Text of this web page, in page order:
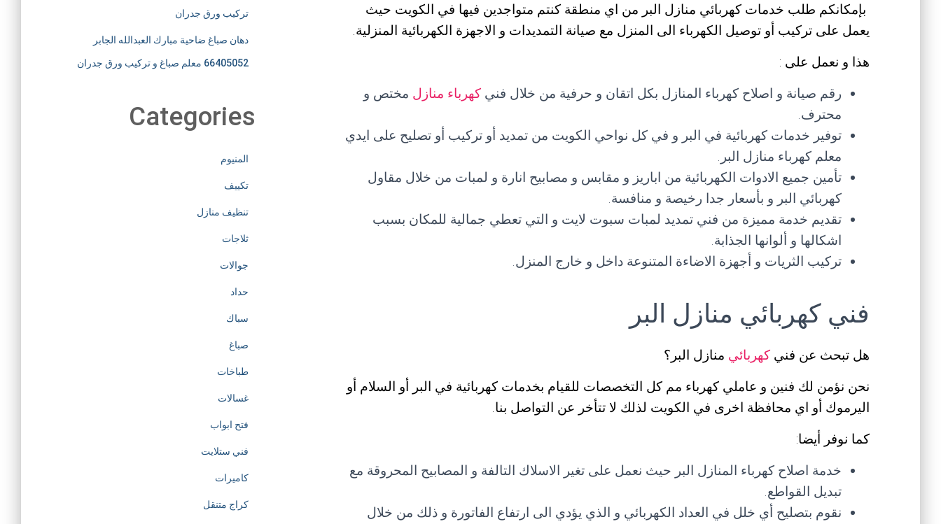
بإمكانكم طلب خدمات كهربائي منازل البر من اي منطقة كنتم متواجدين فيها في الكويت حيث
يعمل على تركيب أو توصيل الكهرباء الى المنزل مع صيانة التمديدات و الاجهزة الكهربائية المنزلية.
هذا و نعمل على :
رقم صيانة و اصلاح كهرباء المنازل بكل اتقان و حرفية من خلال فني كهرباء منازل مختص و
محترف.
توفير خدمات كهربائية في البر و في كل نواحي الكويت من تمديد أو تركيب أو تصليح على ايدي
معلم كهرباء منازل البر.
تأمين جميع الادوات الكهربائية من اباريز و مقابس و مصابيح انارة و لمبات من خلال مقاول
كهربائي البر و بأسعار جدا رخيصة و منافسة.
تقديم خدمة مميزة من فني تمديد لمبات سبوت لايت و التي تعطي جمالية للمكان بسبب
اشكالها و ألوانها الجذابة.
تركيب الثريات و أجهزة الاضاءة المتنوعة داخل و خارج المنزل.
فني كهربائي منازل البر
هل تبحث عن فني كهربائي منازل البر؟
نحن نؤمن لك فنين و عاملي كهرباء مم كل التخصصات للقيام بخدمات كهربائية في البر أو السلام أو
اليرموك أو اي محافظة اخرى في الكويت لذلك لا تتأخر عن التواصل بنا.
كما نوفر أيضا:
خدمة اصلاح كهرباء المنازل البر حيث نعمل على تغير الاسلاك التالفة و المصابيح المحروقة مع
تبديل القواطع.
نقوم بتصليح أي خلل في العداد الكهربائي و الذي يؤدي الى ارتفاع الفاتورة و ذلك من خلال
تركيب ورق جدران
دهان صباغ ضاحية مبارك العبدالله الجابر
66405052 معلم صباغ و تركيب ورق جدران
Categories
المنيوم
تكييف
تنظيف منازل
ثلاجات
جوالات
حداد
سباك
صباغ
طباخات
غسالات
فتح ابواب
فني ستلايت
كاميرات
كراج متنقل